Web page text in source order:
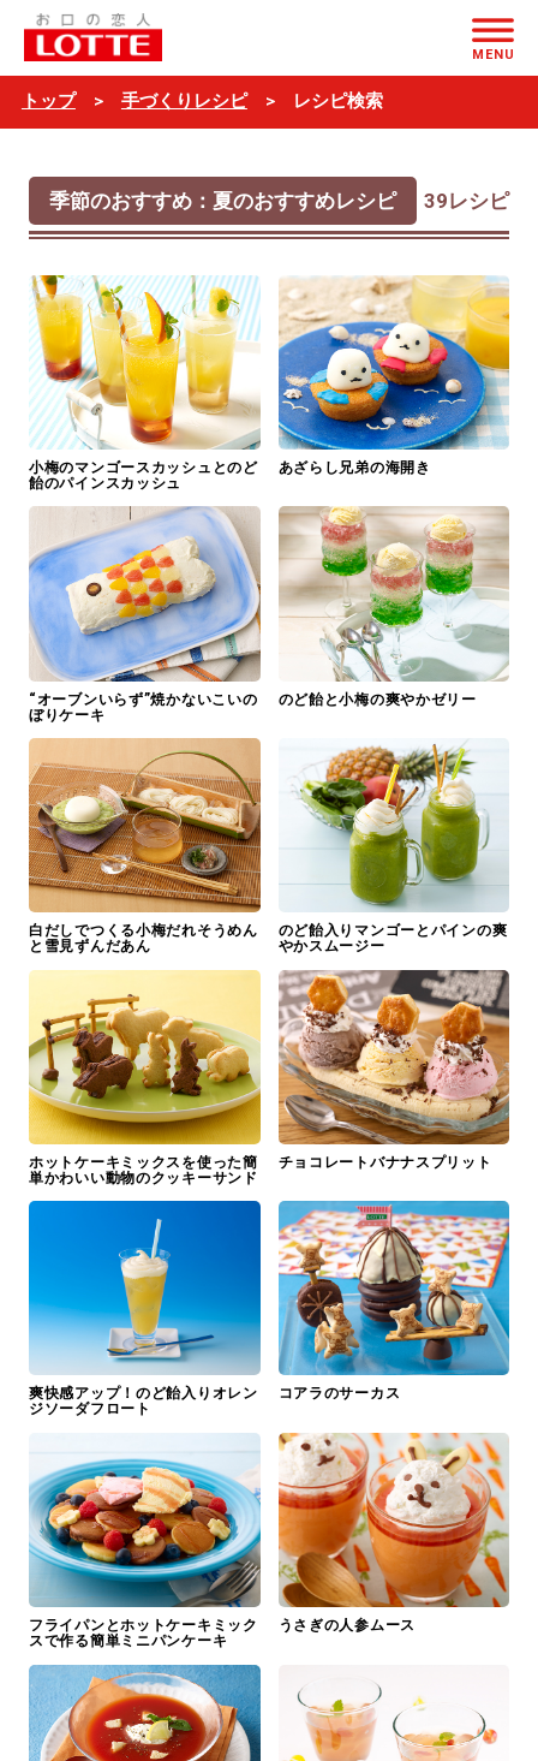
レ
シ
ピ
検
索
MENU
トップ 手づくりレシピ レシピ検索
季節のおすすめ：夏のおすすめレシピ 39レシピ
小梅のマンゴースカッシュとのど
飴のパインスカッシュ
あざらし兄弟の海開き
“オーブンいらず”焼かないこいの
ぼりケーキ
のど飴と小梅の爽やかゼリー
白だしでつくる小梅だれそうめん
と雪見ずんだあん
のど飴入りマンゴーとパインの爽
やかスムージー
ホットケーキミックスを使った簡
単かわいい動物のクッキーサンド
チョコレートバナナスプリット
爽快感アップ！のど飴入りオレン
ジソーダフロート
コアラのサーカス
フライパンとホットケーキミック
スで作る簡単ミニパンケーキ
うさぎの人参ムース